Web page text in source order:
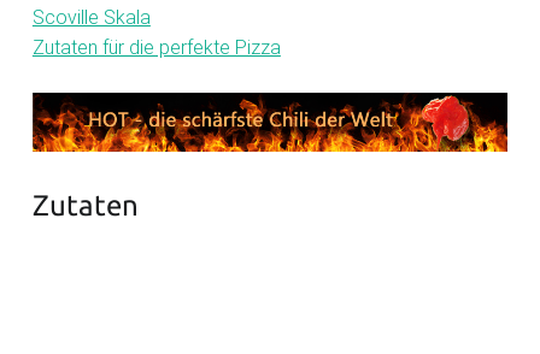
Scoville Skala
Zutaten für die perfekte Pizza
Zutaten